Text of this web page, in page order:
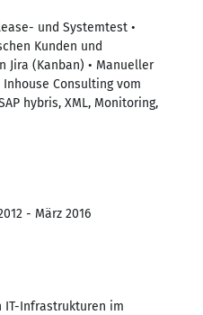
und Systemtest •
Kunden und
Jira (Kanban) • Manueller
Consulting vom
hybris, XML, Monitoring,
- März 2016
IT-Infrastrukturen im